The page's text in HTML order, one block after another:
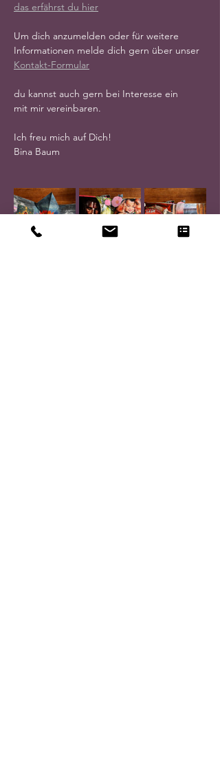
das erfährst du hier
Um dich anzumelden oder für weitere
Informationen melde dich gern über unser
Kontakt-Formular
du kannst auch gern bei Interesse ein
mit mir vereinbaren.
Ich freu mich auf Dich!
Bina Baum